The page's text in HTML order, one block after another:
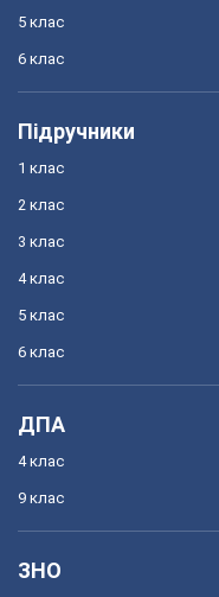
5 клас
6 клас
Підручники
1 клас
2 клас
3 клас
4 клас
5 клас
6 клас
ДПА
4 клас
9 клас
ЗНО